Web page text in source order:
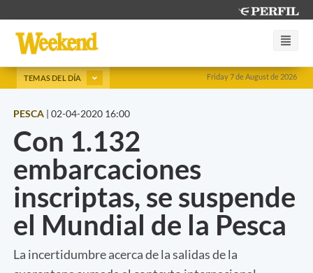
Friday 7 de August de 2026
TEMAS DEL DÍA
PESCA | 02-04-2020 16:00
Con 1.132
embarcaciones
inscriptas, se suspende
el Mundial de la Pesca
La incertidumbre acerca de la salidas de la